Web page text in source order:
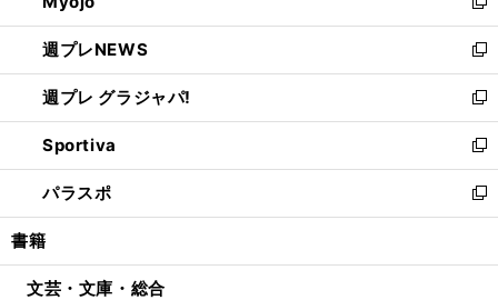
開
く
ウ
で
開
く
ィ
ン
ド
ウ
で
開
く
新
し
い
ウ
ィ
ン
ド
ウ
で
開
週プレNEWS
新
し
い
ウ
ィ
ン
ド
ウ
開
週プレ グラジャパ!
新
し
い
ウ
ィ
ン
ウ
Sportiva
新
し
い
ウ
ン
パラスポ
新
し
ウ
書籍
文芸・文庫・総合